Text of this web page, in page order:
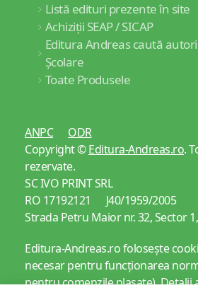
Listă edituri prezente în site
Achiziții SEAP / SICAP
Editura Andreas caută
Școlare
Toate Produsele
ANPC
ODR
Copyright ©Editura-Andreas.ro.
rezervate.
SC IVO PRINT SRL
RO 17192121 J40/1959/2005
Strada Petru Maior nr. 32, Sector
Editura-Andreas.ro folosește
necesar pentru funcționarea
pentru comenzile plasate).Detalii